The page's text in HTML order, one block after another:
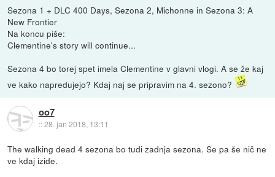
Sezona 1 + DLC 400 Days, Sezona 2, Michonne in Sezona 3: A
New Frontier
Na koncu piše:
Clementine's story will continue...
Sezona 4 bo torej spet imela Clementine v glavni vlogi. A se že kaj
ve kako napredujejo? Kdaj naj se pripravim na 4. sezono?
oo7
::28. jan 2018, 13:11
The walking dead 4 sezona bo tudi zadnja sezona. Se pa še nič ne
ve kdaj izide.